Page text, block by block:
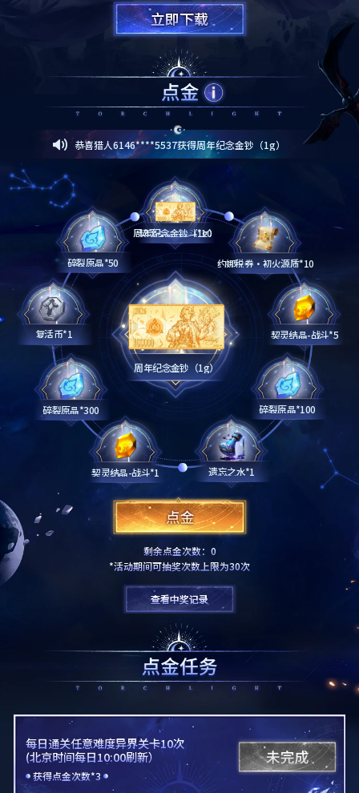
立即下载
立即下载
恭喜猎人5540****2257获得周年纪念金钞（1g）
恭喜猎人7725****2528获得周年纪念金钞（1g）
恭喜猎人6146****5537获得周年纪念金钞（1g）
恭喜猎人5278****8560获得周年纪念金钞（1g）
恭喜猎人7511****6320获得周年纪念金钞（1g）
恭喜猎人4857****2768获得周年纪念金钞（1g）
恭喜猎人4857****9328获得周年纪念金钞（1g）
恭喜猎人4903****8289获得周年纪念金钞（1g）
恭喜猎人4856****2705获得周年纪念金钞（1g）
恭喜猎人8119****0433获得周年纪念金钞（1g）
恭喜猎人5540****2257获得周年纪念金钞（1g）
恭喜猎人7725****2528获得周年纪念金钞（1g）
契灵结晶-战斗*10
约娜税券·初火源质*10
契灵结晶-战斗*5
碎裂原晶*100
遗忘之水*1
契灵结晶-战斗*1
碎裂原晶*300
复活币*1
碎裂原晶*50
周年纪念金钞（1g）
周年纪念金钞（1g）
剩余点金次数： 0
*活动期间可抽奖次数上限为30次
查看中奖记录
查看中奖记录
每日通关任意难度异界关卡10次
(北京时间每日10:00刷新）
获得点金次数*3